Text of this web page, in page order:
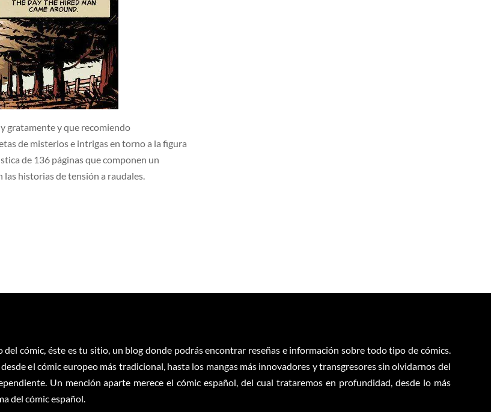
gratamente y que recomiendo
de misterios e intrigas en torno a la figura
de 136 páginas que componen un
historias de tensión a raudales.
cómic, éste es tu sitio, un blog donde podrás encontrar reseñas e información sobre todo tipo de cómics.
el cómic europeo más tradicional, hasta los mangas más innovadores y transgresores sin olvidarnos del
Un mención aparte merece el cómic español, del cual trataremos en profundidad, desde lo más
del cómic español.